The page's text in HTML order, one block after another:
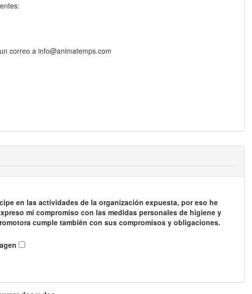
correo a info@animatemps.com
en las actividades de la organización expuesta, por eso he
mi compromiso con las medidas personales de higiene y
cumple también con sus compromisos y obligaciones.